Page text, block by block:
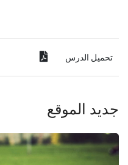
تحميل الدرس
جديد الموقع